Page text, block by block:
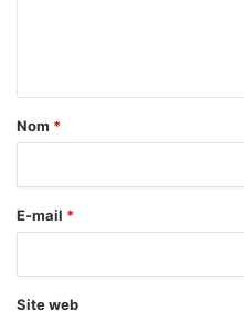
a
r
e
Nom *
E-mail *
Site web